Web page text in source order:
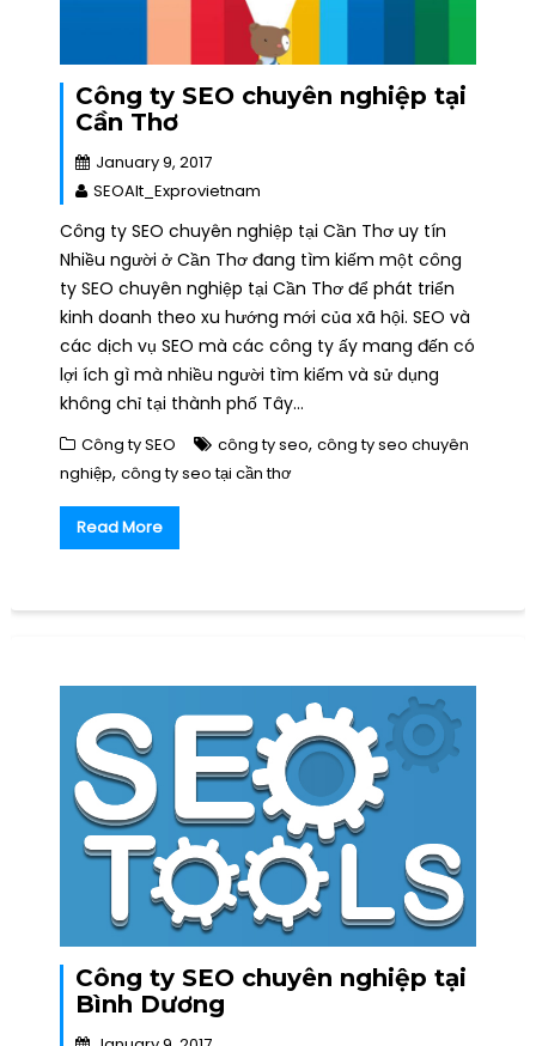
Công ty SEO chuyên nghiệp tại
Cần Thơ
January 9, 2017
SEOAlt_Exprovietnam
Công ty SEO chuyên nghiệp tại Cần Thơ uy tín
Nhiều người ở Cần Thơ đang tìm kiếm một công
ty SEO chuyên nghiệp tại Cần Thơ để phát triển
kinh doanh theo xu hướng mới của xã hội. SEO và
các dịch vụ SEO mà các công ty ấy mang đến có
lợi ích gì mà nhiều người tìm kiếm và sử dụng
không chỉ tại thành phố Tây…
Công ty SEO công ty seo, công ty seo chuyên
nghiệp, công ty seo tại cần thơ
Read More
Công ty SEO chuyên nghiệp tại
Bình Dương